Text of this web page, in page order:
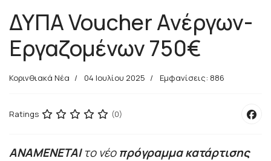
ΔΥΠΑ Voucher Ανέργων-
Εργαζομένων 750€
Κορινθιακά Νέα 04 Ιουλίου 2025 Εμφανίσεις: 886
Ratings (0)
ΑΝΑΜΕΝΕΤΑΙτο νέοπρόγραμμα κατάρτισης